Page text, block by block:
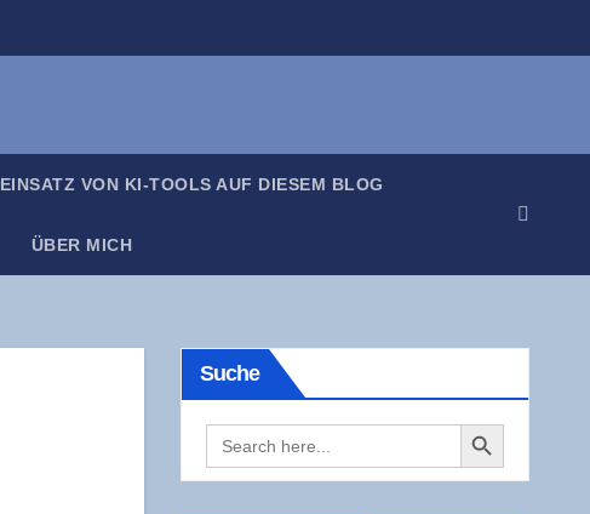
EIN­SATZ VON KI-TOOLS AUF DIE­SEM BLOG
ÜBER MICH
Suche
Search
for:
Search Button